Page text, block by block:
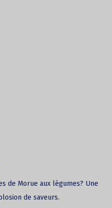
de Morue aux légumes? Une
de saveurs.